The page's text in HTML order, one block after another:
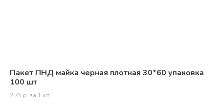
Пакет ПНД майка черная плотная 30*60 упаковка
100 шт
2,75 р. за 1 шт